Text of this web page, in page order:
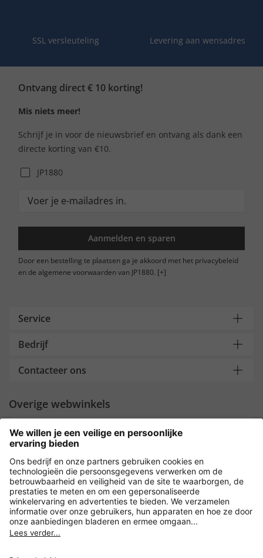
SSL versleuteling Levering aan wensadres
Ontvang direct € 10 korting!
Mis niets meer!
Schrijf je in voor de nieuwsbrief en ontvang als dank een
directe korting van €10.
JP1880
Aanmelden en sparen
Door een bestelling te plaatsen ga je akkoord met het privacybeleid
en de algemene voorwaarden van JP1880. [+]
Service
Bedrijf
Contacteer ons
Overige webwinkels
Nederland
Payment and Delivery
Versleuteling met